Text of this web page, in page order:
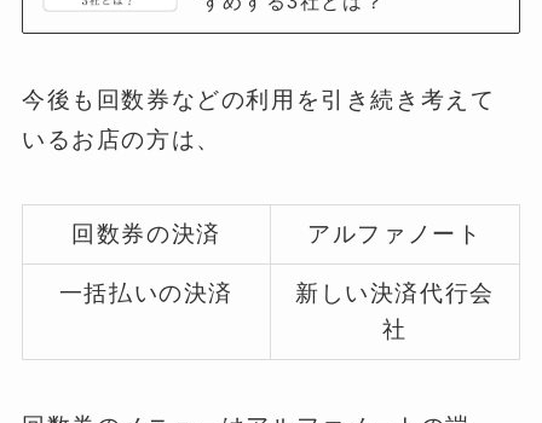
今後も回数券などの利用を引き続き考えて
いるお店の方は、
回数券の決済 アルファノート
一括払いの決済
新しい決済代行会
社